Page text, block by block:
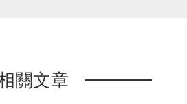
關文章